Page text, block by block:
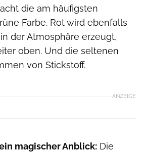
die am häufigsten
Farbe. Rot wird ebenfalls
der Atmosphäre erzeugt,
oben. Und die seltenen
von Stickstoff.
ANZEIGE
magischer Anblick: Die